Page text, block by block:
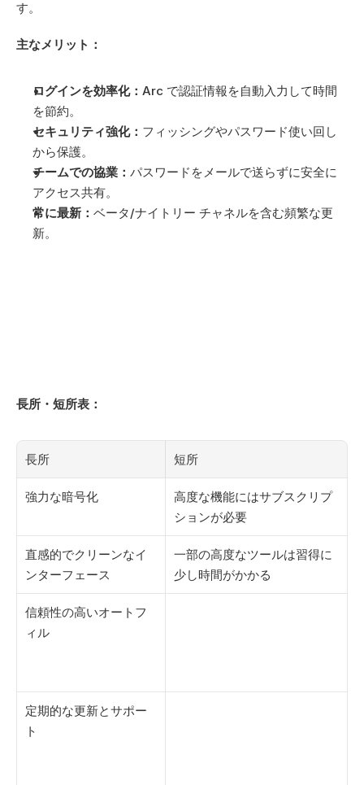
す。
主なメリット：
ログインを効率化： Arc で認証情報を自動入力して時間
を節約。
セキュリティ強化： フィッシングやパスワード使い回し
から保護。
チームでの協業： パスワードをメールで送らずに安全に
アクセス共有。
常に最新： ベータ/ナイトリー チャネルを含む頻繁な更
新。
長所・短所表：
長所 短所
強力な暗号化
高度な機能にはサブスクリプ
ションが必要
直感的でクリーンなイ
ンターフェース
一部の高度なツールは習得に
少し時間がかかる
信頼性の高いオートフ
ィル
定期的な更新とサポー
ト